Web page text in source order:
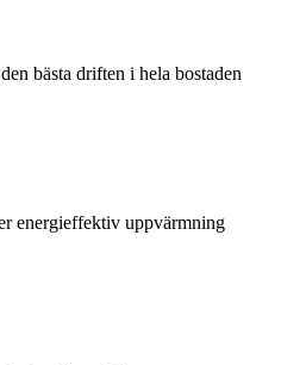
bästa driften i hela bostaden
energieffektiv uppvärmning